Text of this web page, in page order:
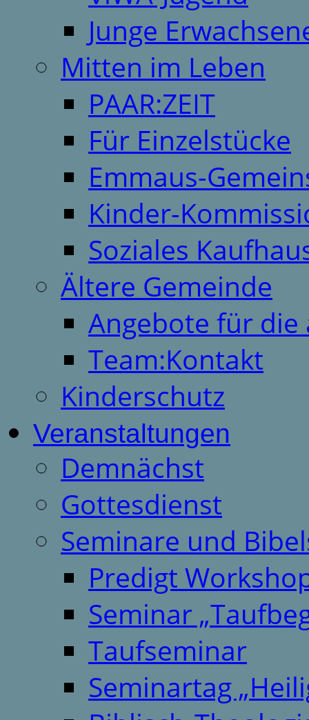
Junge
Mitten im Leben
PAAR:ZEIT
Für Einzelstücke
Emmaus-
Kinder-
Soziales
Ältere Gemeinde
Angebote für
Team:Kontakt
Kinderschutz
Veranstaltungen
Demnächst
Gottesdienst
Seminare und
Predigt
Seminar
Taufseminar
Seminartag